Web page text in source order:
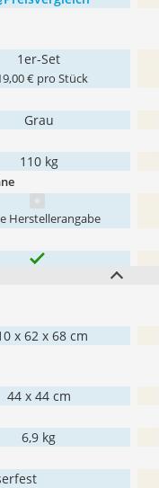
1er-Set
€ pro Stück
Grau
110 kg
Herstellerangabe
x 62 x 68 cm
44 x 44 cm
6,9 kg